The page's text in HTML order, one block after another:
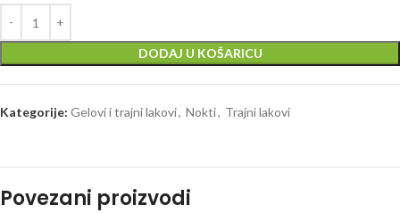
DODAJ U KOŠARICU
Kategorije: Gelovi i trajni lakovi, Nokti, Trajni lakovi
Povezani proizvodi